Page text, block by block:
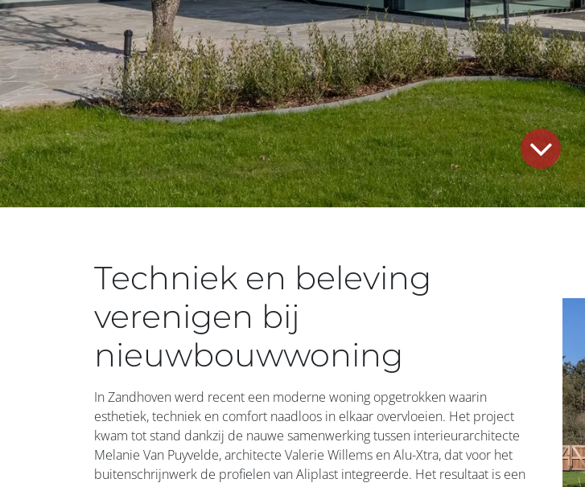
Techniek en beleving
verenigen bij
nieuwbouwwoning
In Zandhoven werd recent een moderne woning opgetrokken waarin
esthetiek, techniek en comfort naadloos in elkaar overvloeien. Het project
kwam tot stand dankzij de nauwe samenwerking tussen interieurarchitecte
Melanie Van Puyvelde, architecte Valerie Willems en Alu-Xtra, dat voor het
buitenschrijnwerk de profielen van Aliplast integreerde. Het resultaat is een